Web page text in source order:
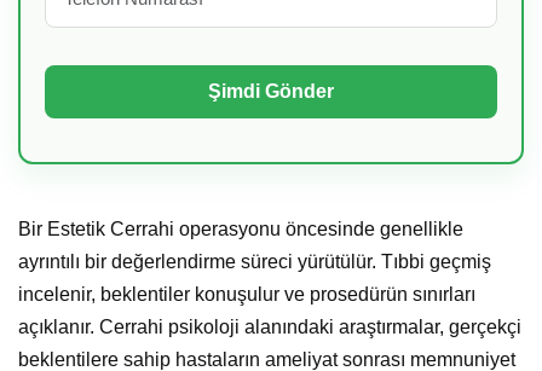
Bir Estetik Cerrahi operasyonu öncesinde genellikle
ayrıntılı bir değerlendirme süreci yürütülür. Tıbbi geçmiş
incelenir, beklentiler konuşulur ve prosedürün sınırları
açıklanır. Cerrahi psikoloji alanındaki araştırmalar, gerçekçi
beklentilere sahip hastaların ameliyat sonrası memnuniyet